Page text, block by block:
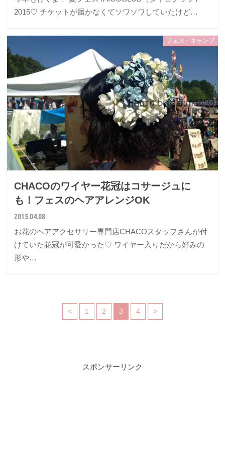
2015♡ チケットが届かなくてソワソワしていたけど…
フェス・キャンプ
CHACOのワイヤー花冠はコサージュに
も！フェスのヘアアレンジOK
2015.04.08
お花のヘアアクセサリー専門店CHACOスタッフさんが付
けていた花冠が可愛かった♡ ワイヤー入りだから好みの
形や…
< 1 2 3 4 >
スポンサーリンク